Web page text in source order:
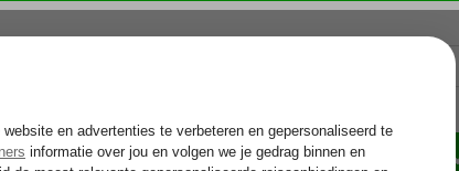
Rondreizen Zonvakantie